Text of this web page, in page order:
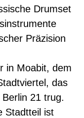
Drumset
Präzision
in Moabit, dem
das
21 trug.
Stadtteil ist